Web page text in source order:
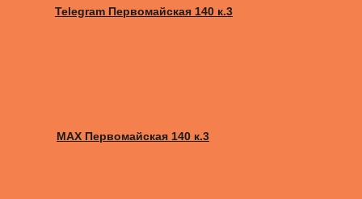
Telegram Первомайская 140 к.3
MAX Первомайская 140 к.3